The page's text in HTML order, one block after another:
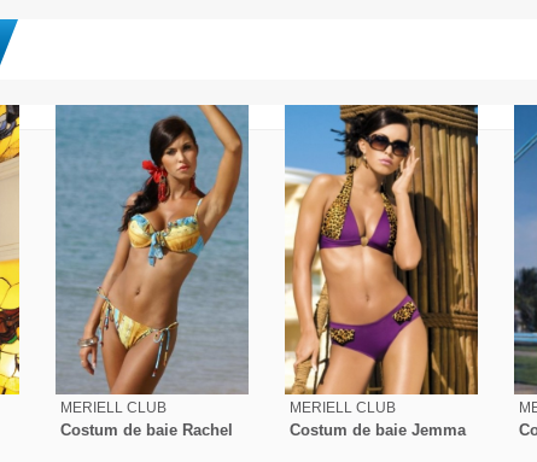
MERIELL CLUB
Costum de baie Rachel
MERIELL CLUB
Costum de baie Jemma